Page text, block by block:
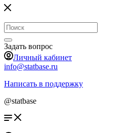
Задать вопрос
Личный кабинет
info@statbase.ru
Написать в поддержку
@statbase